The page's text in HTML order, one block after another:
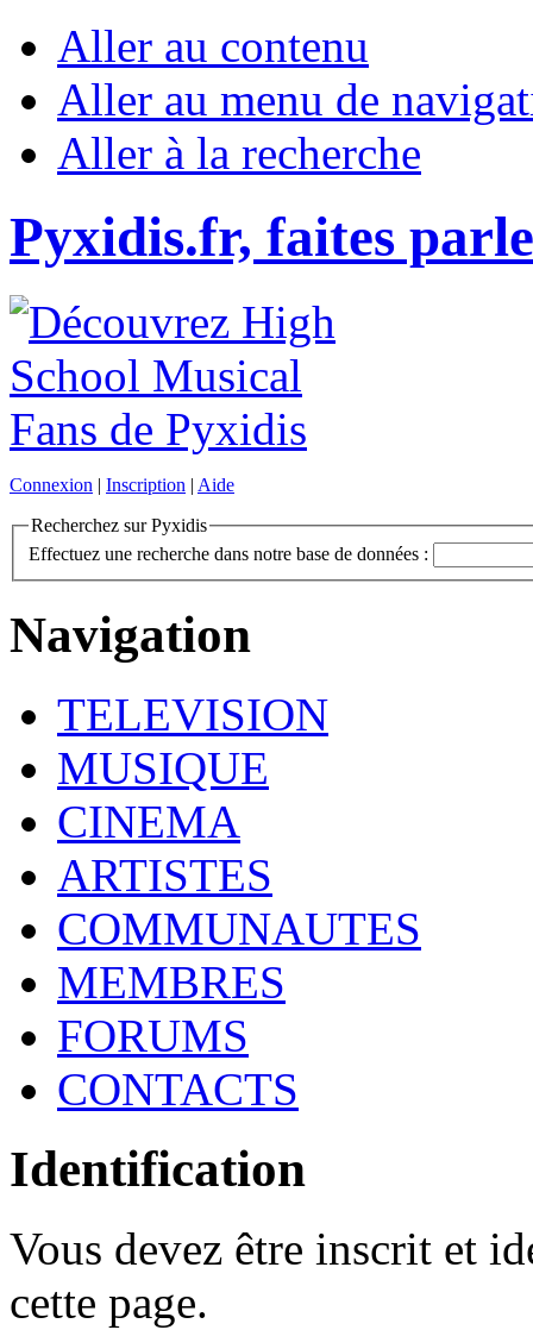
Aller au contenu
Aller au menu de
Aller à la recherche
Pyxidis.fr, faites
Connexion | Inscription | Aide
Recherchez sur Pyxidis
Effectuez une recherche dans notre base de données :
Navigation
TELEVISION
MUSIQUE
CINEMA
ARTISTES
COMMUNAUTES
MEMBRES
FORUMS
CONTACTS
Identification
Vous devez être inscrit et
cette page.